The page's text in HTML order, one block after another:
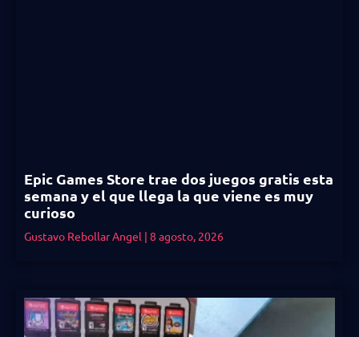
Epic Games Store trae dos juegos gratis esta
semana y el que llega la que viene es muy
curioso
Gustavo Rebollar Angel 8 agosto, 2026